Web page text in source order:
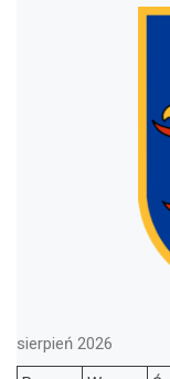
sierpień 2026